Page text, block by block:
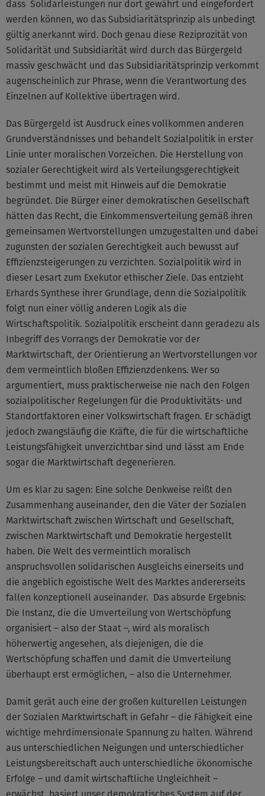
dass Solidarleistungen nur dort gewährt und eingefordert
werden können, wo das Subsidiaritätsprinzip als unbedingt
gültig anerkannt wird. Doch genau diese Reziprozität von
Solidarität und Subsidiarität wird durch das Bürgergeld
massiv geschwächt und das Subsidiaritätsprinzip verkommt
augenscheinlich zur Phrase, wenn die Verantwortung des
Einzelnen auf Kollektive übertragen wird.
Das Bürgergeld ist Ausdruck eines vollkommen anderen
Grundverständnisses und behandelt Sozialpolitik in erster
Linie unter moralischen Vorzeichen. Die Herstellung von
sozialer Gerechtigkeit wird als Verteilungsgerechtigkeit
bestimmt und meist mit Hinweis auf die Demokratie
begründet. Die Bürger einer demokratischen Gesellschaft
hätten das Recht, die Einkommensverteilung gemäß ihren
gemeinsamen Wertvorstellungen umzugestalten und dabei
zugunsten der sozialen Gerechtigkeit auch bewusst auf
Effizienzsteigerungen zu verzichten. Sozialpolitik wird in
dieser Lesart zum Exekutor ethischer Ziele. Das entzieht
Erhards Synthese ihrer Grundlage, denn die Sozialpolitik
folgt nun einer völlig anderen Logik als die
Wirtschaftspolitik. Sozialpolitik erscheint dann geradezu als
Inbegriff des Vorrangs der Demokratie vor der
Marktwirtschaft, der Orientierung an Wertvorstellungen vor
dem vermeintlich bloßen Effizienzdenkens. Wer so
argumentiert, muss praktischerweise nie nach den Folgen
sozialpolitischer Regelungen für die Produktivitäts- und
Standortfaktoren einer Volkswirtschaft fragen. Er schädigt
jedoch zwangsläufig die Kräfte, die für die wirtschaftliche
Leistungsfähigkeit unverzichtbar sind und lässt am Ende
sogar die Marktwirtschaft degenerieren.
Um es klar zu sagen: Eine solche Denkweise reißt den
Zusammenhang auseinander, den die Väter der Sozialen
Marktwirtschaft zwischen Wirtschaft und Gesellschaft,
zwischen Marktwirtschaft und Demokratie hergestellt
haben. Die Welt des vermeintlich moralisch
anspruchsvollen solidarischen Ausgleichs einerseits und
die angeblich egoistische Welt des Marktes andererseits
fallen konzeptionell auseinander. Das absurde Ergebnis:
Die Instanz, die die Umverteilung von Wertschöpfung
organisiert – also der Staat –, wird als moralisch
höherwertig angesehen, als diejenigen, die die
Wertschöpfung schaffen und damit die Umverteilung
überhaupt erst ermöglichen, – also die Unternehmer.
Damit gerät auch eine der großen kulturellen Leistungen
der Sozialen Marktwirtschaft in Gefahr – die Fähigkeit eine
wichtige mehrdimensionale Spannung zu halten. Während
aus unterschiedlichen Neigungen und unterschiedlicher
Leistungsbereitschaft auch unterschiedliche ökonomische
Erfolge – und damit wirtschaftliche Ungleichheit –